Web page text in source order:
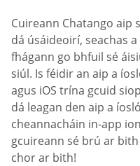
Cuireann Chatango aip
dá úsáideoirí, seachas
fhágann go bhfuil sé
siúl. Is féidir an aip a
agus iOS trína gcuid
dá leagan den aip a
cheannacháin in-app
gcuireann sé brú ar
chor ar bith!